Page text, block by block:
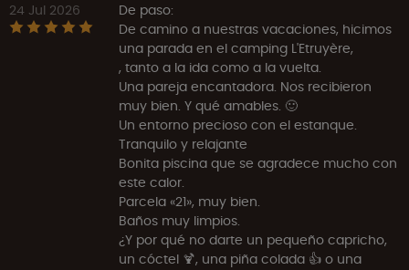
24 Jul 2026
De paso:
De camino a nuestras vacaciones, hicimos
una parada en el camping L'Etruyère,
, tanto a la ida como a la vuelta.
Una pareja encantadora. Nos recibieron
muy bien. Y qué amables. 🙂
Un entorno precioso con el estanque.
Tranquilo y relajante
Bonita piscina que se agradece mucho con
este calor.
Parcela «21», muy bien.
Baños muy limpios.
¿Y por qué no darte un pequeño capricho,
un cóctel 🍹, una piña colada 👍 o una